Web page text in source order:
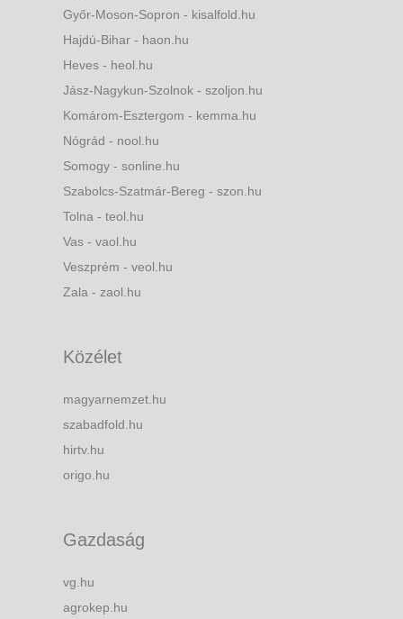
Győr-Moson-Sopron - kisalfold.hu
Hajdú-Bihar - haon.hu
Heves - heol.hu
Jász-Nagykun-Szolnok - szoljon.hu
Komárom-Esztergom - kemma.hu
Nógrád - nool.hu
Somogy - sonline.hu
Szabolcs-Szatmár-Bereg - szon.hu
Tolna - teol.hu
Vas - vaol.hu
Veszprém - veol.hu
Zala - zaol.hu
Közélet
magyarnemzet.hu
szabadfold.hu
hirtv.hu
origo.hu
Gazdaság
vg.hu
agrokep.hu